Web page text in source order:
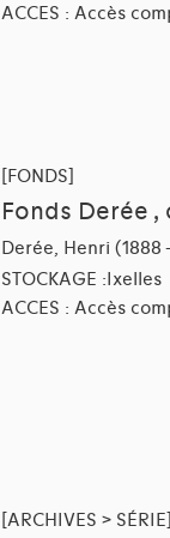
ACCES : Accès
[FONDS]
Fonds Derée ,
Derée, Henri (1888
STOCKAGE :Ixelles
ACCES : Accès
[ARCHIVES > SÉRIE]